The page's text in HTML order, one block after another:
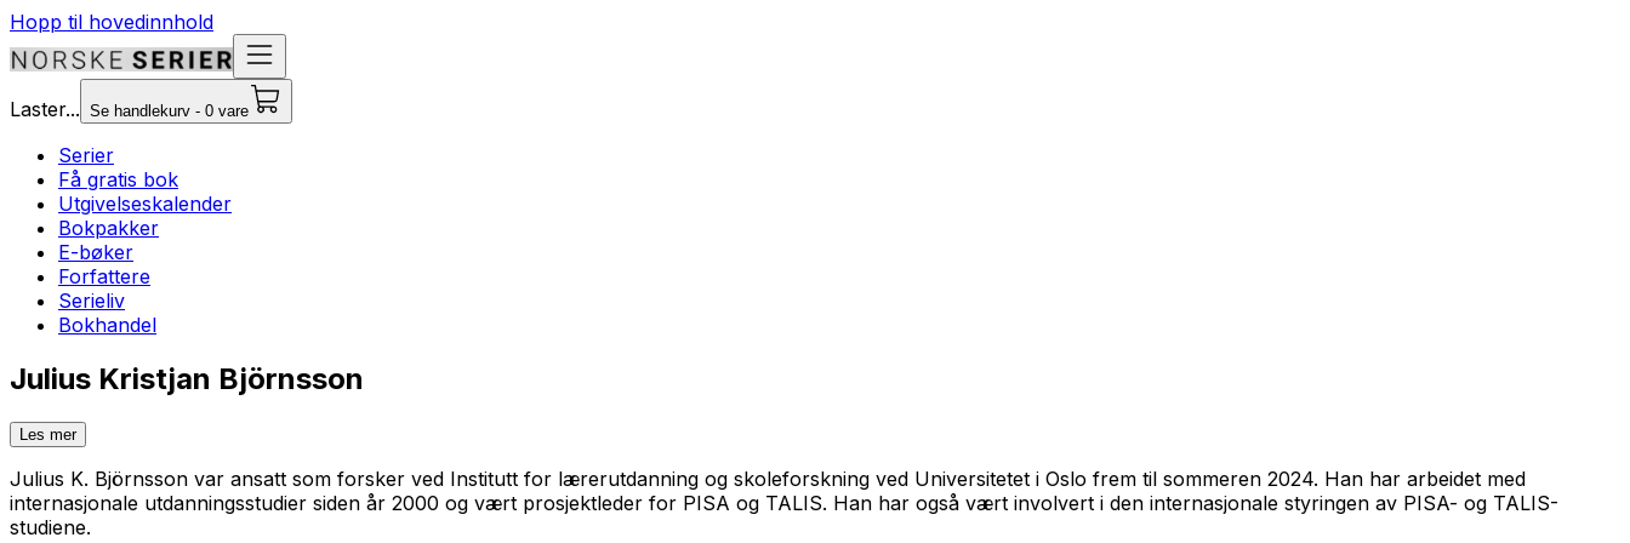
Hopp til hovedinnhold
Laster... Se handlekurv - 0 vare
Serier
Få gratis bok
Utgivelseskalender
Bokpakker
E-bøker
Forfattere
Serieliv
Bokhandel
Julius Kristjan Björnsson
Les mer
Julius K. Björnsson var ansatt som forsker ved Institutt for lærerutdanning og skoleforskning ved Universitetet i Oslo frem til sommeren 2024. Han har arbeidet med
internasjonale utdanningsstudier siden år 2000 og vært prosjektleder for PISA og TALIS. Han har også vært involvert i den internasjonale styringen av PISA- og TALIS-
studiene.